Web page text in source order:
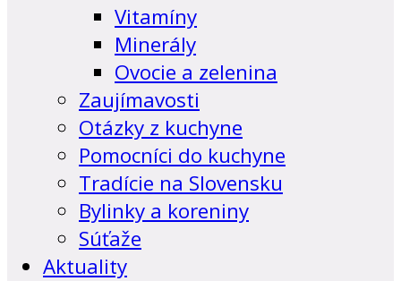
Vitamíny
Minerály
Ovocie a zelenina
Zaujímavosti
Otázky z kuchyne
Pomocníci do kuchyne
Tradície na Slovensku
Bylinky a koreniny
Súťaže
Aktuality